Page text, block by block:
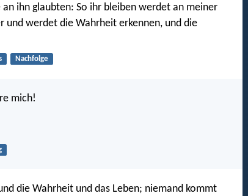
an ihn glaubten: So ihr bleiben werdet an meiner
und werdet die Wahrheit erkennen, und die
Nachfolge
mich!
die Wahrheit und das Leben; niemand kommt